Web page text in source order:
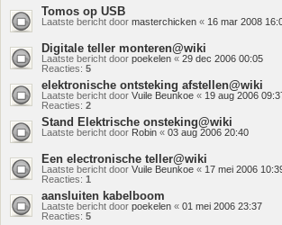
Tomos op USB
Laatste bericht door masterchicken « 16 mar 2008
Digitale teller monteren@wiki
Laatste bericht door poekelen « 29 dec 2006 00:05
Reacties: 5
elektronische ontsteking afstellen@wiki
Laatste bericht door Vuile Beunkoe « 19 aug 2006
Reacties: 2
Stand Elektrische onsteking@wiki
Laatste bericht door Robin « 03 aug 2006 20:40
Een electronische teller@wiki
Laatste bericht door Vuile Beunkoe « 17 mei 2006
Reacties: 1
aansluiten kabelboom
Laatste bericht door poekelen « 01 mei 2006 23:37
Reacties: 5